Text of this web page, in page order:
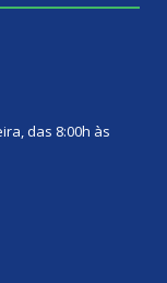
das 8:00h às